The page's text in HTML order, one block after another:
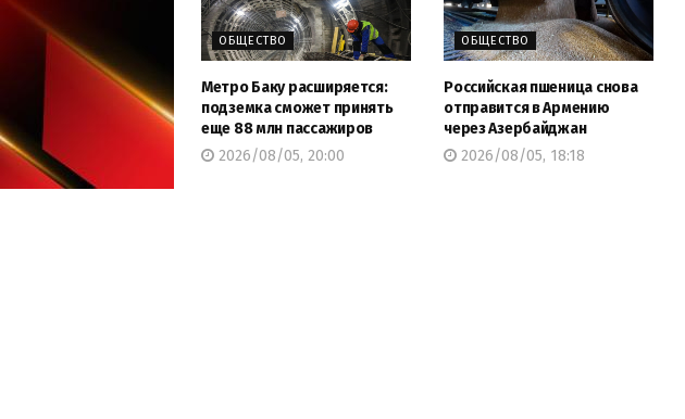
ОБЩЕСТВО
Метро Баку расширяется:
подземка сможет принять
еще 88 млн пассажиров
2026/08/05, 20:00
ОБЩЕСТВО
Российская пшеница снова
отправится в Армению
через Азербайджан
2026/08/05, 18:18